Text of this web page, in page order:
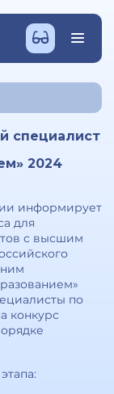
специалист
2024
информирует
для
с высшим
по
конкурс